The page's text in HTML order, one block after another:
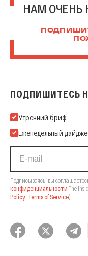
НАМ
ПОДПИШИТЕСЬ
Подпишитесь на нашу
Утренний бриф
Еженедельный
Подписываясь, вы
конфиденциальности The
Policy, Terms of Service).